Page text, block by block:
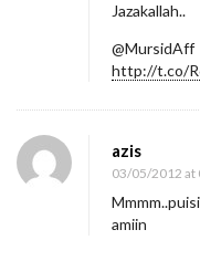
Jazakallah..
@MursidAff
http://t.co/
azis
03/05/2012 at
amiin